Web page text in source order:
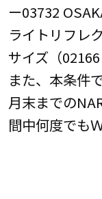
ー03732
ライトリフレ
サイズ（
また、本条件
月末までの
間中何度でも